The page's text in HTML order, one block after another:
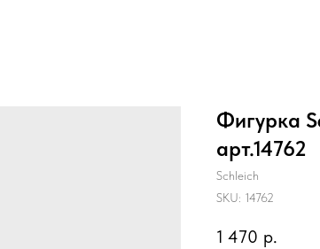
Фигурка
арт.14762
Schleich
SKU: 14762
1 470 р.